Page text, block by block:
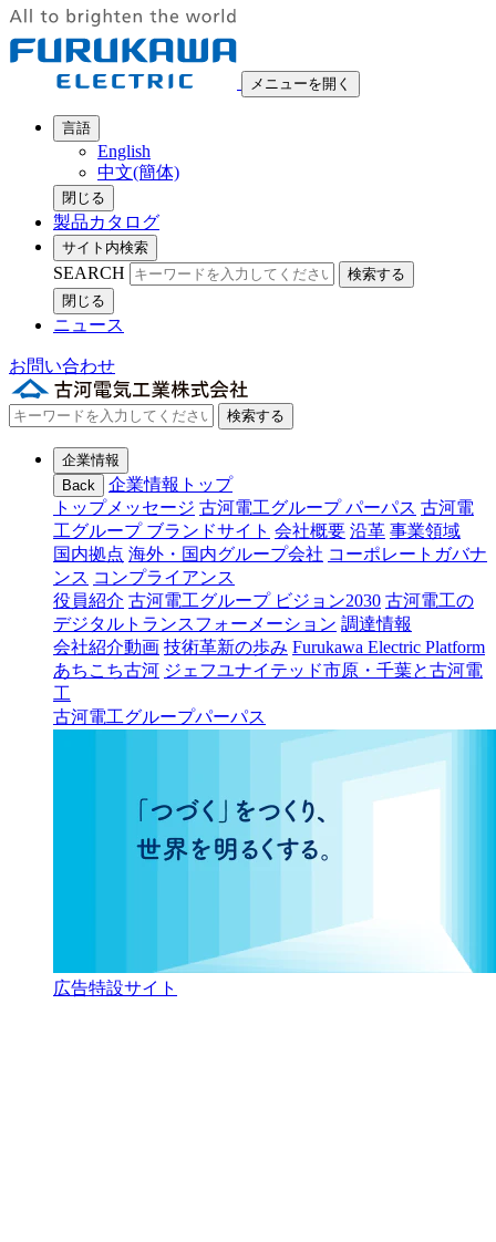
メニューを開く
言語
English
中文(簡体)
閉じる
製品カタログ
サイト内検索
SEARCH
検索する
閉じる
ニュース
お問い合わせ
検索する
企業情報
Back
企業情報トップ
トップメッセージ 古河電工グループ パーパス 古河電
工グループ ブランドサイト 会社概要 沿革 事業領域
国内拠点 海外・国内グループ会社 コーポレートガバナ
ンス コンプライアンス
役員紹介 古河電工グループ ビジョン2030 古河電工の
デジタルトランスフォーメーション 調達情報
会社紹介動画 技術革新の歩み Furukawa Electric Platform
あちこち古河 ジェフユナイテッド市原・千葉と古河電
工
古河電工グループパーパス
広告特設サイト